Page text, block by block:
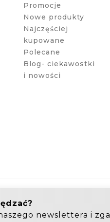
Promocje
Nowe produkty
Najczęściej
kupowane
Polecane
Blog- ciekawostki
i nowości